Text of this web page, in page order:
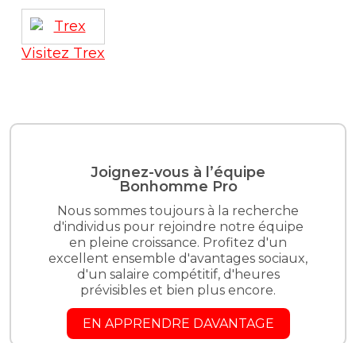
Visitez Trex
Joignez-vous à l’équipe
Bonhomme Pro
Nous sommes toujours à la recherche
d'individus pour rejoindre notre équipe
en pleine croissance. Profitez d'un
excellent ensemble d'avantages sociaux,
d'un salaire compétitif, d'heures
prévisibles et bien plus encore.
EN APPRENDRE DAVANTAGE